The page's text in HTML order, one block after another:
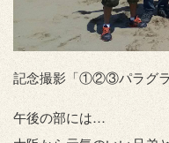
記念撮影「①②③パラグラ
午後の部には…